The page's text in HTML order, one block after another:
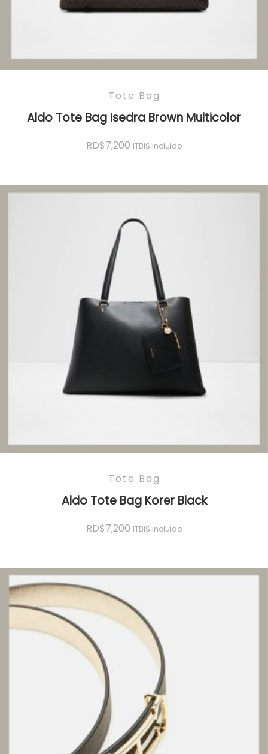
Tote Bag
Aldo Tote Bag Isedra Brown Multicolor
RD$7,200 ITBIS incluido
Tote Bag
Aldo Tote Bag Korer Black
RD$7,200 ITBIS incluido